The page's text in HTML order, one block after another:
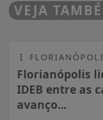
VEJA
Florianópolis
IDEB entre as
avanço...